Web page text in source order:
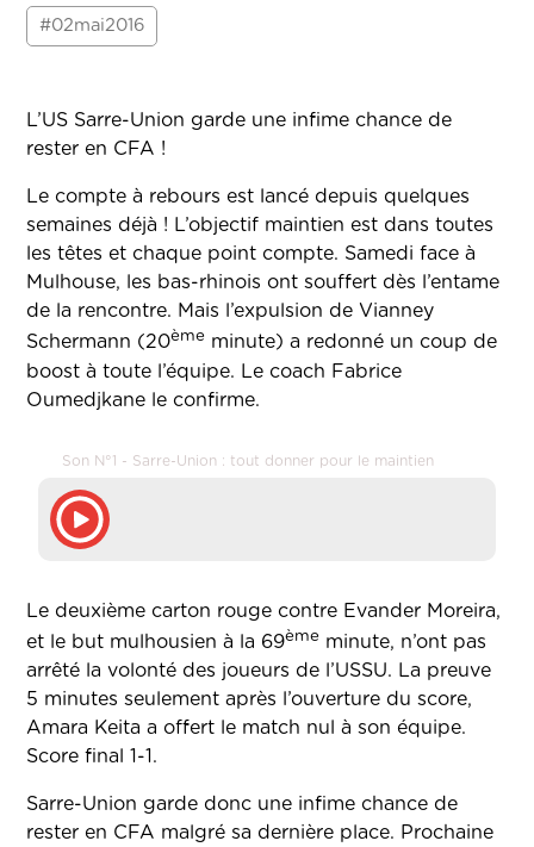
#02mai2016
L’US Sarre-Union garde une infime chance de
rester en CFA !
Le compte à rebours est lancé depuis quelques
semaines déjà ! L’objectif maintien est dans toutes
les têtes et chaque point compte. Samedi face à
Mulhouse, les bas-rhinois ont souffert dès l’entame
de la rencontre. Mais l’expulsion de Vianney
Schermann (20ème minute) a redonné un coup de
boost à toute l’équipe. Le coach Fabrice
Oumedjkane le confirme.
Son N°1 - Sarre-Union : tout donner pour le maintien
Le deuxième carton rouge contre Evander Moreira,
et le but mulhousien à la 69ème minute, n’ont pas
arrêté la volonté des joueurs de l’USSU. La preuve
5 minutes seulement après l’ouverture du score,
Amara Keita a offert le match nul à son équipe.
Score final 1-1.
Sarre-Union garde donc une infime chance de
rester en CFA malgré sa dernière place. Prochaine